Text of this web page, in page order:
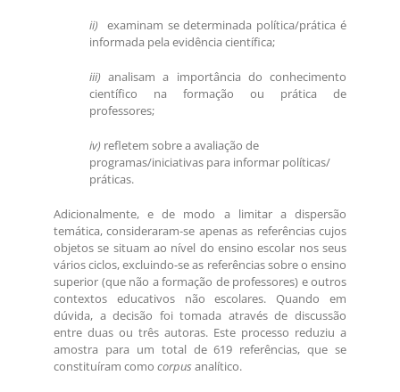
ii) examinam se determinada política/prática é
informada pela evidência científica;
iii) analisam a importância do conhecimento
científico na formação ou prática de
professores;
iv) refletem sobre a avaliação de
programas/iniciativas para informar políticas/
práticas.
Adicionalmente, e de modo a limitar a dispersão
temática, consideraram-se apenas as referências cujos
objetos se situam ao nível do ensino escolar nos seus
vários ciclos, excluindo-se as referências sobre o ensino
superior (que não a formação de professores) e outros
contextos educativos não escolares. Quando em
dúvida, a decisão foi tomada através de discussão
entre duas ou três autoras. Este processo reduziu a
amostra para um total de 619 referências, que se
constituíram como corpus analítico.